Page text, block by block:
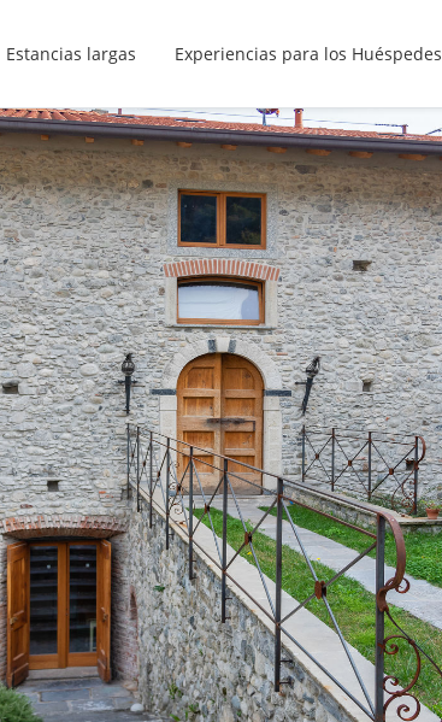
Estancias largas Experiencias para los Huéspedes